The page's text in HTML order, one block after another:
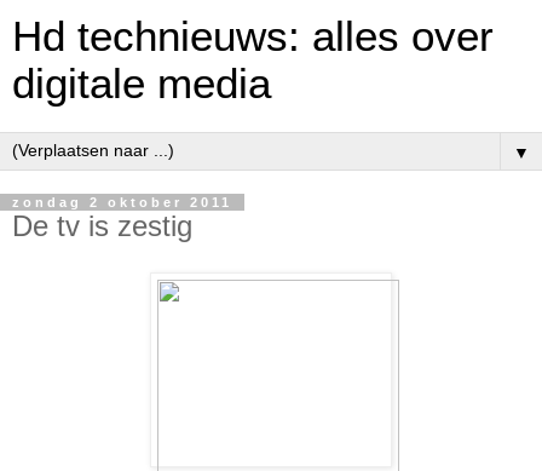
Hd technieuws: alles over
digitale media
▼
zondag 2 oktober 2011
De tv is zestig